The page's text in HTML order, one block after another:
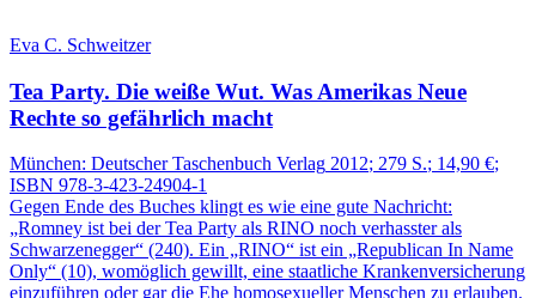
Eva C. Schweitzer
Tea Party. Die weiße Wut. Was Amerikas Neue
Rechte so gefährlich macht
München: Deutscher Taschenbuch Verlag 2012; 279 S.; 14,90 €;
ISBN 978-3-423-24904-1
Gegen Ende des Buches klingt es wie eine gute Nachricht:
„Romney ist bei der Tea Party als RINO noch verhasster als
Schwarzenegger“ (240). Ein „RINO“ ist ein „Republican In Name
Only“ (10), womöglich gewillt, eine staatliche Krankenversicherung
einzuführen oder gar die Ehe homosexueller Menschen zu erlauben.